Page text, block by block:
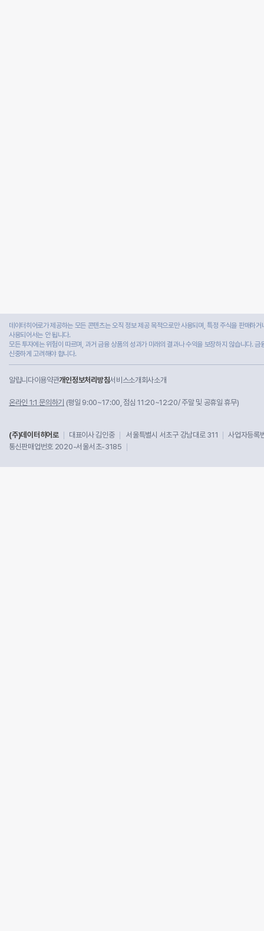
데이터히어로가 제공하는 모든 콘텐츠는 오직 정보 제공 목적으로만 사용되며, 특정 주식을 판매하
사용되어서는 안 됩니다.
모든 투자에는 위험이 따르며, 과거 금융 상품의 성과가 미래의 결과나 수익을 보장하지 않습니다.
신중하게 고려해야 합니다.
알립니다이용약관개인정보처리방침서비스소개 회사소개
온라인 1:1 문의하기 (평일 9:00~17:00, 점심 11:20~12:20/ 주말 및 공휴일 휴무)
(주)데이터히어로 대표이사 김인중 서울특별시 서초구 강남대로 311
사업자등
통신판매업번호 2020-서울서초-3185